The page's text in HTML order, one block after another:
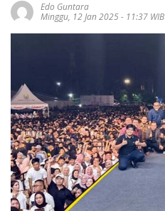
Edo Guntara
Minggu, 12 Jan 2025 - 11:37 WIB